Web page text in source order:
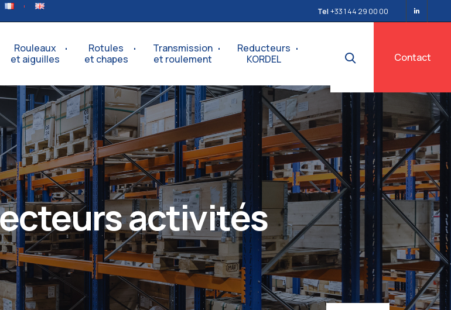
Tel +33 1 44 29 00 00
Rouleaux
et aiguilles
Rotules
et chapes
Transmission
et roulement
Reducteurs
KORDEL
Contact
activités